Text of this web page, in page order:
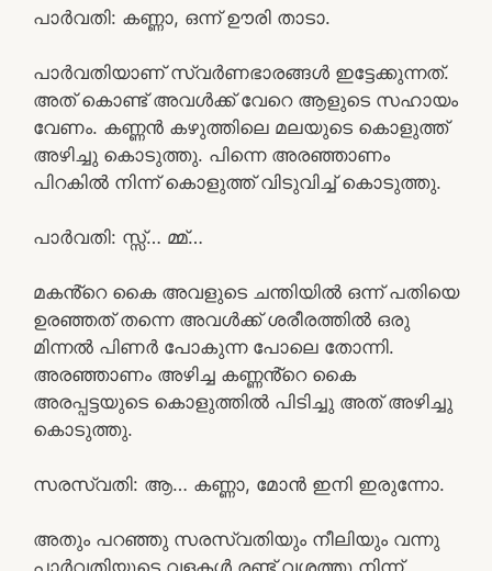
പാർവതി: കണ്ണാ, ഒന്ന് ഊരി താടാ.
പാർവതിയാണ് സ്വർണഭാരങ്ങൾ ഇട്ടേക്കുന്നത്.
അത് കൊണ്ട് അവൾക്ക് വേറെ ആളുടെ സഹായം
വേണം. കണ്ണൻ കഴുത്തിലെ മലയുടെ കൊളുത്ത്
അഴിച്ചു കൊടുത്തു. പിന്നെ അരഞ്ഞാണം
പിറകിൽ നിന്ന് കൊളുത്ത് വിടുവിച്ച് കൊടുത്തു.
പാർവതി: സ്സ്‌… മ്മ്…
മകൻ്റെ കൈ അവളുടെ ചന്തിയിൽ ഒന്ന് പതിയെ
ഉരഞ്ഞത് തന്നെ അവൾക്ക് ശരീരത്തിൽ ഒരു
മിന്നൽ പിണർ പോകുന്ന പോലെ തോന്നി.
അരഞ്ഞാണം അഴിച്ച കണ്ണൻ്റെ കൈ
അരപ്പട്ടയുടെ കൊളുത്തിൽ പിടിച്ചു അത് അഴിച്ചു
കൊടുത്തു.
സരസ്വതി: ആ… കണ്ണാ, മോൻ ഇനി ഇരുന്നോ.
അതും പറഞ്ഞു സരസ്വതിയും നീലിയും വന്നു
പാർവതിയുടെ വളകൾ രണ്ട് വശത്തു നിന്ന്